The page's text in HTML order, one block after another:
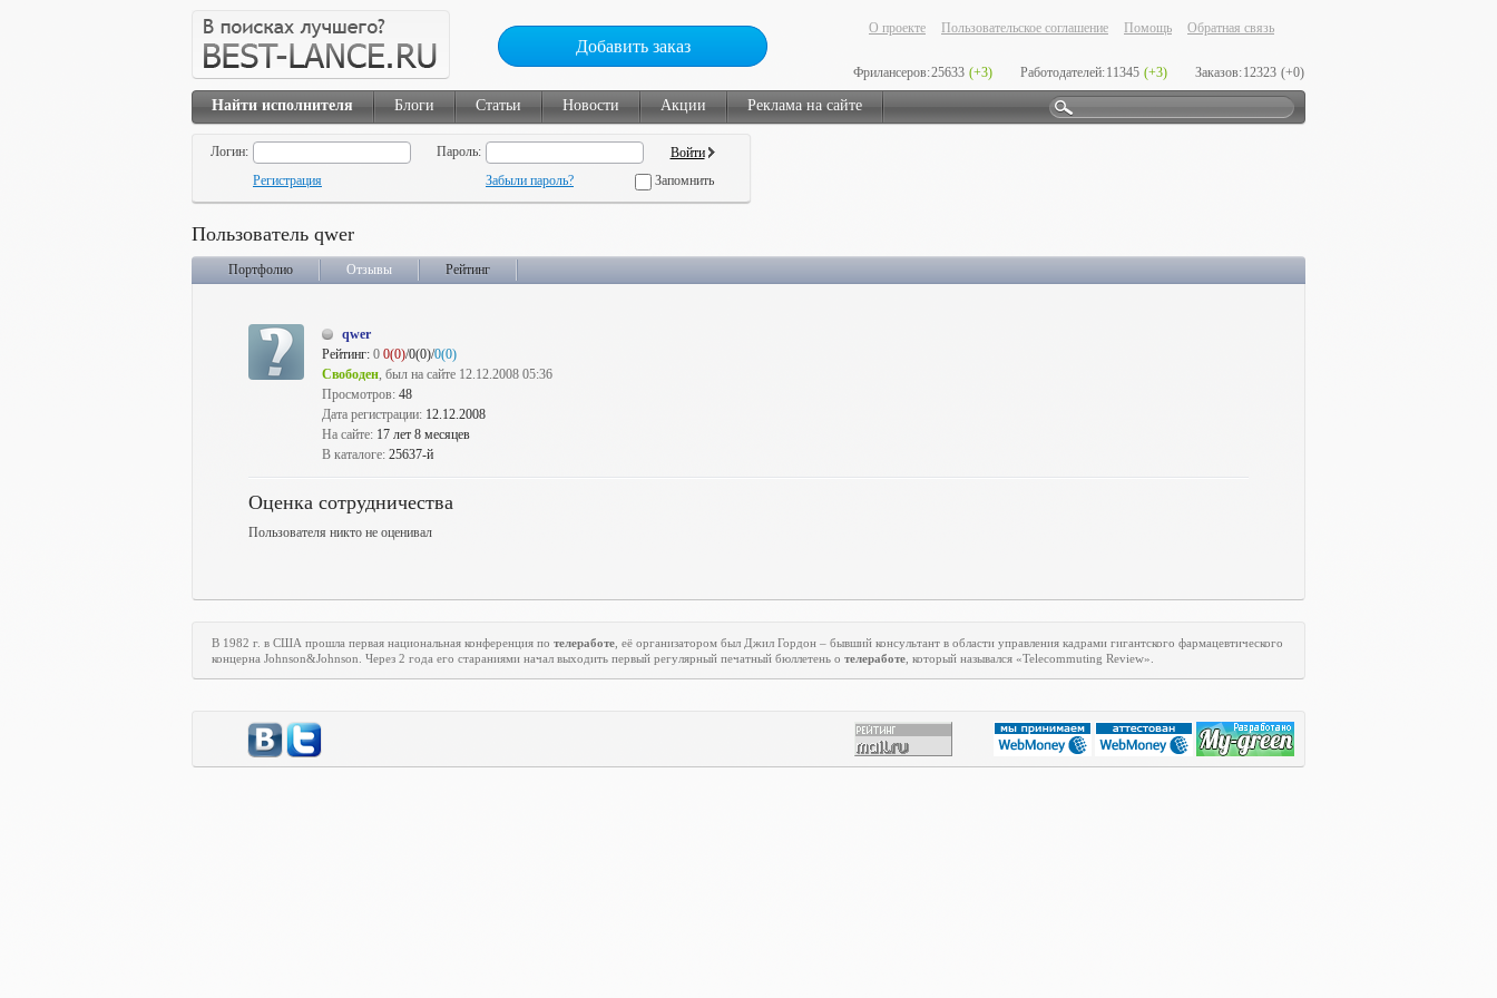
Добавить заказ
О проекте Пользовательское соглашение Помощь Обратная связь
Фрилансеров:25633 (+3) Работодателей:11345 (+3) Заказов:12323 (+0)
Найти исполнителя Блоги Статьи Новости Акции Реклама на сайте
Логин:
Пароль:
Регистрация
Забыли пароль? Запомнить
Пользователь qwer
Портфолио Отзывы Рейтинг
qwer
Рейтинг: 0 0(0)/0(0)/0(0)
Свободен, был на сайте 12.12.2008 05:36
Просмотров: 48
Дата регистрации: 12.12.2008
На сайте: 17 лет 8 месяцев
В каталоге: 25637-й
Оценка сотрудничества
Пользователя никто не оценивал
В 1982 г. в США прошла первая национальная конференция по телеработе , её организатором был Джил Гордон – бывший консультант в области управления кадрами гигантского фармацевтического
концерна Johnson&Johnson. Через 2 года его стараниями начал выходить первый регулярный печатный бюллетень о телеработе , который назывался «Telecommuting Review».